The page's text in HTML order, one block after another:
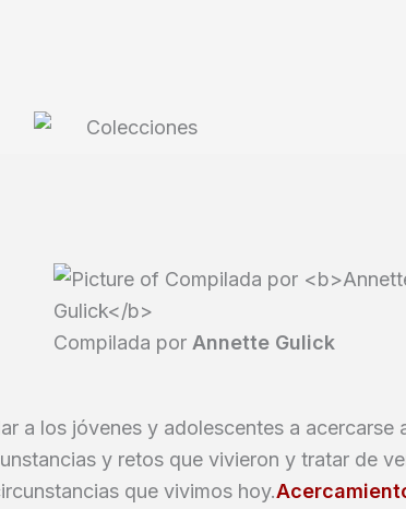
Compilada por Annette Gulick
a los jóvenes y adolescentes a acercarse
y retos que vivieron y tratar de
que vivimos hoy.